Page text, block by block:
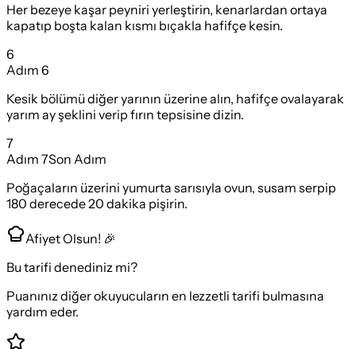
Her bezeye kaşar peyniri yerleştirin, kenarlardan ortaya
kapatıp boşta kalan kısmı bıçakla hafifçe kesin.
6
Adım 6
Kesik bölümü diğer yarının üzerine alın, hafifçe ovalayarak
yarım ay şeklini verip fırın tepsisine dizin.
7
Adım 7Son Adım
Poğaçaların üzerini yumurta sarısıyla ovun, susam serpip
180 derecede 20 dakika pişirin.
Afiyet Olsun! 🎉
Bu tarifi denediniz mi?
Puanınız diğer okuyucuların en lezzetli tarifi bulmasına
yardım eder.